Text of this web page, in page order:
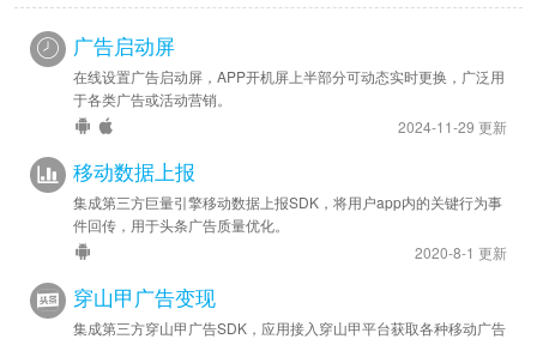
广告启动屏
在线设置广告启动屏，APP开机屏上半部分可动态实时更换，广泛用
于各类广告或活动营销。
2024-11-29 更新
移动数据上报
集成第三方巨量引擎移动数据上报SDK，将用户app内的关键行为事
件回传，用于头条广告质量优化。
2020-8-1 更新
穿山甲广告变现
集成第三方穿山甲广告SDK，应用接入穿山甲平台获取各种移动广告